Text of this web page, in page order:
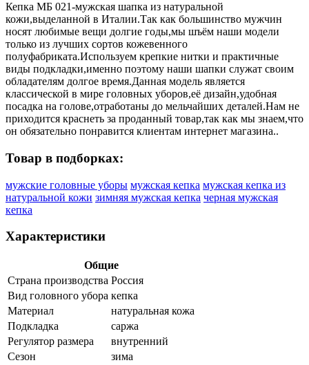
Кепка МБ 021-мужская шапка из натуральной
кожи,выделанной в Италии.Так как большинство мужчин
носят любимые вещи долгие годы,мы шъём наши модели
только из лучших сортов кожевенного
полуфабриката.Используем крепкие нитки и практичные
виды подкладки,именно поэтому наши шапки служат своим
обладателям долгое время.Данная модель является
классической в мире головных уборов,её дизайн,удобная
посадка на голове,отработаны до мельчайших деталей.Нам не
приходится краснеть за проданный товар,так как мы знаем,что
он обязательно понравится клиентам интернет магазина..
Товар в подборках:
мужские головные уборы мужская кепка мужская кепка из
натуральной кожи зимняя мужская кепка черная мужская
кепка
Характеристики
Общие
Страна производства Россия
Вид головного убора кепка
Материал
натуральная кожа
Подкладка
саржа
Регулятор размера
внутренний
Сезон
зима